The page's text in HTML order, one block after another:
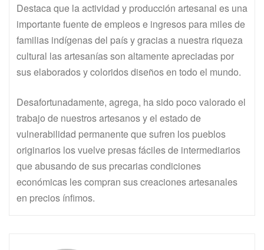
Destaca que la actividad y producción artesanal es una
importante fuente de empleos e ingresos para miles de
familias indígenas del país y gracias a nuestra riqueza
cultural las artesanías son altamente apreciadas por
sus elaborados y coloridos diseños en todo el mundo.
Desafortunadamente, agrega, ha sido poco valorado el
trabajo de nuestros artesanos y el estado de
vulnerabilidad permanente que sufren los pueblos
originarios los vuelve presas fáciles de intermediarios
que abusando de sus precarias condiciones
económicas les compran sus creaciones artesanales
en precios ínfimos.